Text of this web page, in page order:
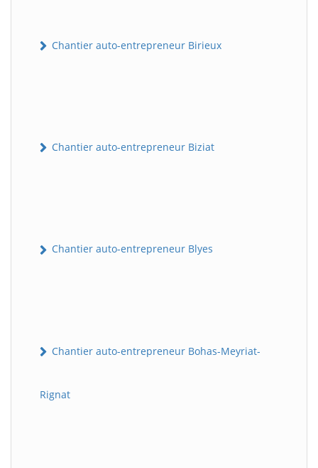
Chantier auto-entrepreneur Birieux
Chantier auto-entrepreneur Biziat
Chantier auto-entrepreneur Blyes
Chantier auto-entrepreneur Bohas-Meyriat-
Rignat